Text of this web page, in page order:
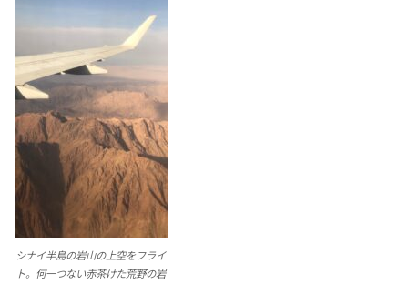
シナイ半島の岩山の上空をフライ
ト。何一つない赤茶けた荒野の岩